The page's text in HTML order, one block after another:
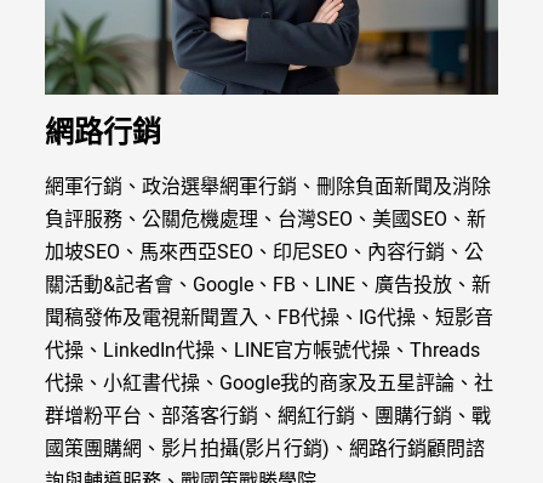
網路行銷
網軍行銷、政治選舉網軍行銷、刪除負面新聞及消除
負評服務、公關危機處理、台灣SEO、美國SEO、新
加坡SEO、馬來西亞SEO、印尼SEO、內容行銷、公
關活動&記者會、Google、FB、LINE、廣告投放、新
聞稿發佈及電視新聞置入、FB代操、IG代操、短影音
代操、LinkedIn代操、LINE官方帳號代操、Threads
代操、小紅書代操、Google我的商家及五星評論、社
群增粉平台、部落客行銷、網紅行銷、團購行銷、戰
國策團購網、影片拍攝(影片行銷)、網路行銷顧問諮